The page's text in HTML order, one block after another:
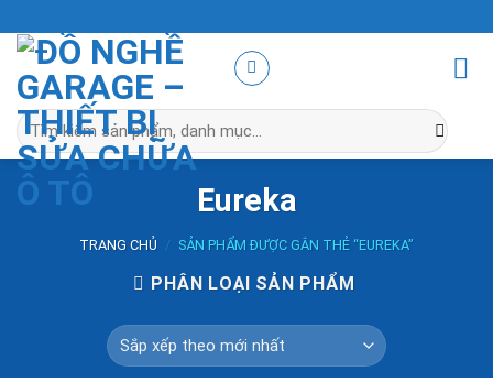
to
content
Tìm
kiếm:
Eureka
TRANG CHỦ / SẢN PHẨM ĐƯỢC GẮN THẺ “EUREKA”
PHÂN LOẠI SẢN PHẨM